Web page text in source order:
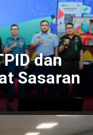
dan
Sasaran